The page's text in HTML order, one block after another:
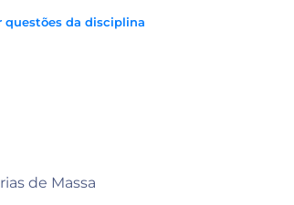
questões da disciplina
de Massa